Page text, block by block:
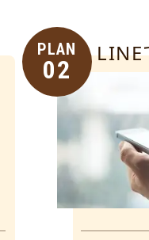
PLAN
02
LINE